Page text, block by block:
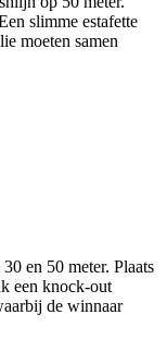
slimme estafette
moeten samen
en 50 meter. Plaats
een knock-out
de winnaar